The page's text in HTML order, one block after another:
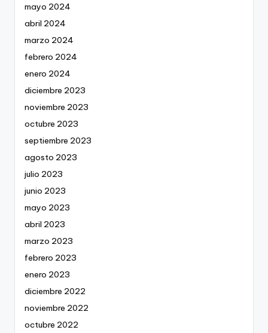
mayo 2024
abril 2024
marzo 2024
febrero 2024
enero 2024
diciembre 2023
noviembre 2023
octubre 2023
septiembre 2023
agosto 2023
julio 2023
junio 2023
mayo 2023
abril 2023
marzo 2023
febrero 2023
enero 2023
diciembre 2022
noviembre 2022
octubre 2022